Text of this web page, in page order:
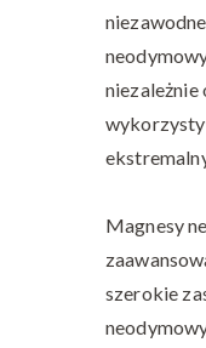
niezależnie
Magnesy
szerokie